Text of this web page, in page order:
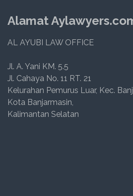
Alamat
AL AYUBI LAW OFFICE
Jl. A. Yani KM. 5.5
Jl. Cahaya No. 11 RT. 21
Kelurahan Pemurus Luar, Kec.
Kota Banjarmasin,
Kalimantan Selatan